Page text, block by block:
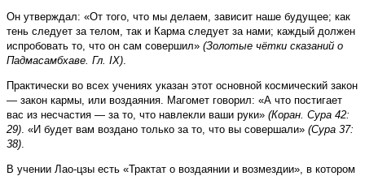
Он утверждал: «От того, что мы делаем, зависит наше будущее; как
тень следует за телом, так и Карма следует за нами; каждый должен
испробовать то, что он сам совершил» (Золотые чётки сказаний о
Падмасамбхаве. Гл. IX)
Практически во всех учениях указан этот основной космический закон
— закон кармы, или воздаяния. Магомет говорил: «А что постигает
вас из несчастия — за то, что навлекли ваши руки» (Коран. Сура 42:
29) . «И будет вам воздано только за то, что вы совершали» (Сура 37:
38)
В учении Лао-цзы есть «Трактат о воздаянии и возмездии», в котором